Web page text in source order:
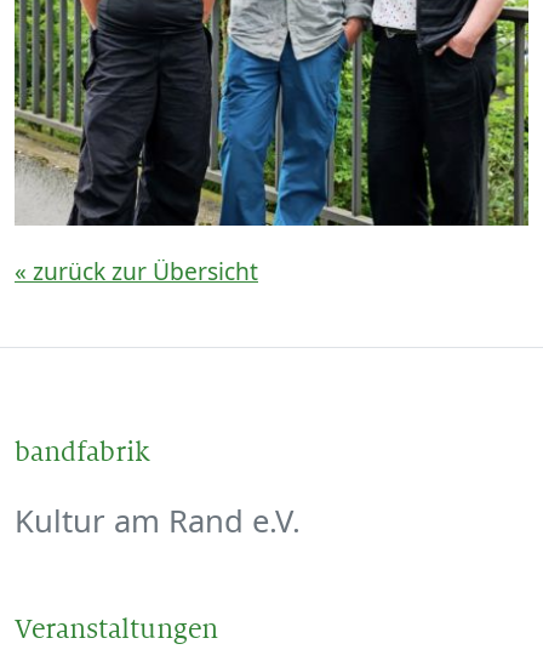
« zurück zur Übersicht
bandfabrik
Kultur am Rand e.V.
Veranstaltungen